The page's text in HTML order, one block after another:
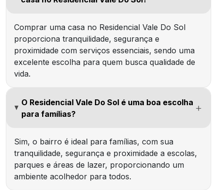
Comprar uma casa no Residencial Vale Do Sol
proporciona tranquilidade, segurança e
proximidade com serviços essenciais, sendo uma
excelente escolha para quem busca qualidade de
vida.
O Residencial Vale Do Sol é uma boa escolha
para famílias?
Sim, o bairro é ideal para famílias, com sua
tranquilidade, segurança e proximidade a escolas,
parques e áreas de lazer, proporcionando um
ambiente acolhedor para todos.